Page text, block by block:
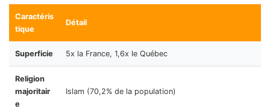
Caractéris
tique
Détail
Superficie 5x la France, 1,6x le Québec
Religion
majoritair
e
Islam (70,2% de la population)